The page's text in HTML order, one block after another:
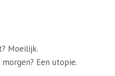
Moeilijk.
Een utopie.